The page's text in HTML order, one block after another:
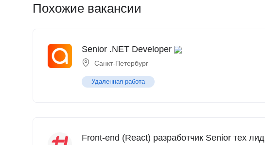
Похожие вакансии
Senior .NET Developer
Санкт-Петербург
Удаленная работа
Front-end (React) разработчик Senior тех лид